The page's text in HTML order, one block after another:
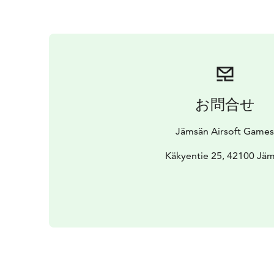
お問合せ
Jämsän Airsoft Games
Käkyentie 25, 42100